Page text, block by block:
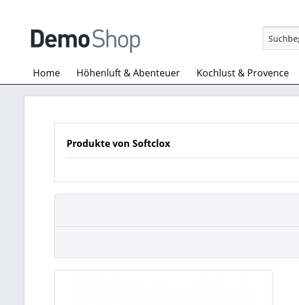
Home Höhenluft & Abenteuer Kochlust & Provence
Produkte von Softclox